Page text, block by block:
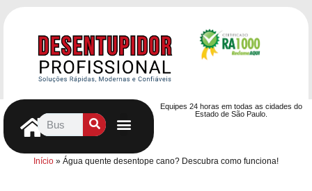
Equipes 24 horas em todas as cidades do
Estado de São Paulo.
Início » Água quente desentope cano? Descubra como funciona!